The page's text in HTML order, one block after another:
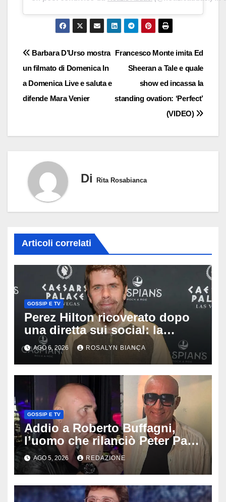
Navigazione
articoli
Francesco Monte imita Ed
Sheeran a Tale e quale
show ed incassa la
standing ovation: ‘Perfect’
(VIDEO)
Barbara D’Urso mostra
un filmato di Domenica In
a Domenica Live e saluta e
difende Mara Venier
Di Rita Rosabianca
Articoli correlati
GOSSIP E TV
Perez Hilton ricoverato dopo
una diretta sui social: la
famiglia rompe il silenzio sulle
sue condizioni
AGO 6, 2026 ROSALYN BIANCA
GOSSIP E TV
Addio a Roberto Buffagni,
l’uomo che rilanciò Peter Pan
e Villa delle Rose: aveva 59
anni
AGO 5, 2026 REDAZIONE